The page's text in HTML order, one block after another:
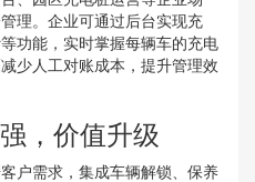
理。企业可通过后台实现充
功能，实时掌握每辆车的充电
少人工对账成本，提升管理效
，价值升级
户需求，集成车辆解锁、保养